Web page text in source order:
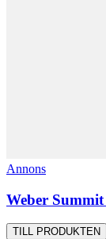
Annons
Weber
TILL PRODUKTEN